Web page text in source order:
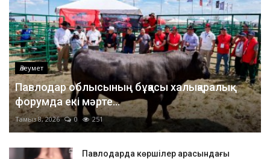
Әлеумет
Павлодар облысының бұқасы халықаралық
форумда екі мәрте...
Тамыз 8, 2026 0 251
Павлодарда көршілер арасындағы